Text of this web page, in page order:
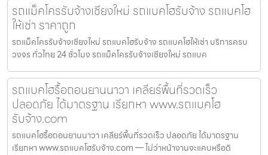
รถแม็คโครรับจ้างเชียงใหม่ รถแบคโฮรับจ้าง รถแบคโฮ
ให้เช่า ราคาถูก
รถแม็คโครรับจ้างเชียงใหม่ รถแบคโฮรับจ้าง รถแบคโฮให้เช่า บริการครบ
วงจร ทั่วไทย 24 ชั่วโมง รถแม็คโครรับจ้างเชียงใหม่ รถแบค
รถแบคโฮรื้อถอนยานนาวา เคลียร์พื้นที่รวดเร็ว
ปลอดภัย ได้มาตรฐาน เรียกหา www.รถแบคโฮ
รับจ้าง.com
รถแบคโฮรื้อถอนยานนาวา เคลียร์พื้นที่รวดเร็ว ปลอดภัย ได้มาตรฐาน
เรียกหา www.รถแบคโฮรับจ้าง.com — ไม่ว่าหน้างานจะแคบหรือดิ